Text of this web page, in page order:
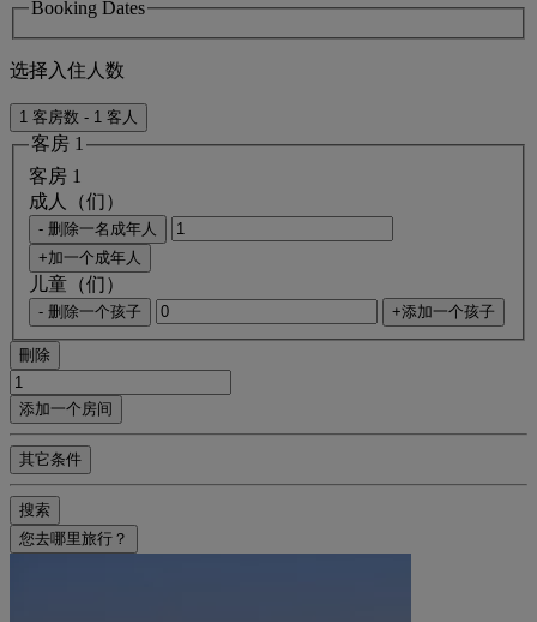
Booking Dates
选择入住人数
1 客房数 - 1 客人
客房 1
客房 1
成人（们）
- 删除一名成年人
+加一个成年人
儿童（们）
- 删除一个孩子 +添加一个孩子
刪除
添加一个房间
其它条件
搜索
您去哪里旅行？